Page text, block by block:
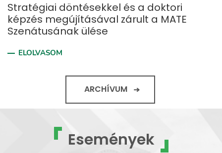
Stratégiai döntésekkel és a doktori
képzés megújításával zárult a MATE
Szenátusának ülése
ELOLVASOM
ARCHÍVUM
Események